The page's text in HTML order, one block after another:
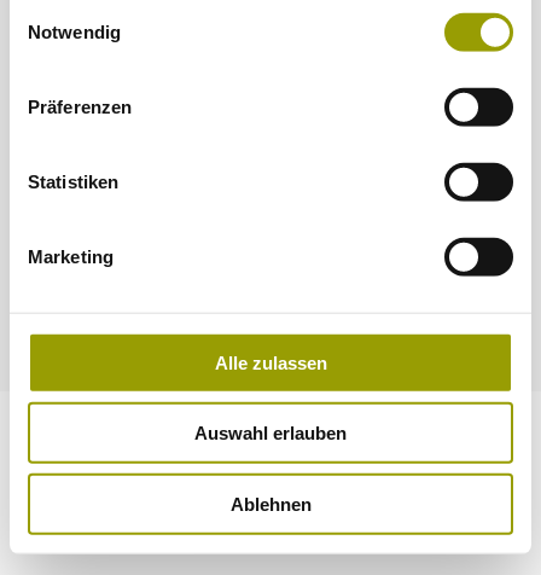
nachträglich jederzeit abwählen. Weitere Informationen zu den
Datenverarbeitungen finden Sie auf unserer
Notwendig
Präferenzen
Statistiken
Marketing
Alle zulassen
Auswahl erlauben
Ablehnen